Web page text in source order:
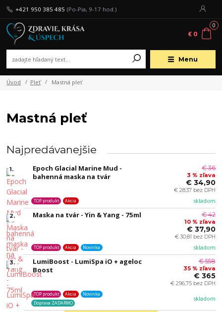
Menu
+421 950 385 485 (Po-Pia, 9-17 hod.)
0
€ 0
Úvod Pleť Mastná pleť
Mastná pleť
Najpredávanejšie
1.
Epoch Glacial Marine Mud -
bahenná maska na tvár
skladom
TOP produkt Akcia
€ 36
3 % zľava
€ 34,90
€ 28,37 bez DPH
2. Maska na tvár - Yin & Yang - 75ml
skladom
TOP produkt Akcia Novinka
€ 42
10 % zľava
€ 37,90
€ 30,81 bez DPH
3.
LumiBoost - LumiSpa iO + ageloc
Boost
skladom
TOP produkt Akcia
Novinka
Doprava ZADARMO
€ 558
35 % zľava
€ 365
€ 296,75 bez DPH